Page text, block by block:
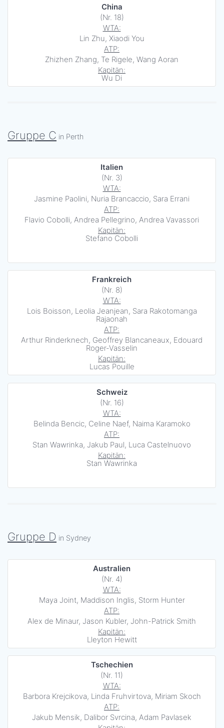
China
(Nr. 18)
WTA:
Lin Zhu, Xiaodi You
ATP:
Zhizhen Zhang, Te Rigele, Wang Aoran
Kapitän:
Wu Di
Gruppe C in Perth
Italien
(Nr. 3)
WTA:
Jasmine Paolini, Nuria Brancaccio, Sara Errani
ATP:
Flavio Cobolli, Andrea Pellegrino, Andrea Vavassori
Kapitän:
Stefano Cobolli
Frankreich
(Nr. 8)
WTA:
Lois Boisson, Leolia Jeanjean, Sara Rakotomanga
Rajaonah
ATP:
Arthur Rinderknech, Geoffrey Blancaneaux, Edouard
Roger-Vasselin
Kapitän:
Lucas Pouille
Schweiz
(Nr. 16)
WTA:
Belinda Bencic, Celine Naef, Naima Karamoko
ATP:
Stan Wawrinka, Jakub Paul, Luca Castelnuovo
Kapitän:
Stan Wawrinka
Gruppe D in Sydney
Australien
(Nr. 4)
WTA:
Maya Joint, Maddison Inglis, Storm Hunter
ATP:
Alex de Minaur, Jason Kubler, John-Patrick Smith
Kapitän:
Lleyton Hewitt
Tschechien
(Nr. 11)
WTA:
Barbora Krejcikova, Linda Fruhvirtova, Miriam Skoch
ATP:
Jakub Mensik, Dalibor Svrcina, Adam Pavlasek